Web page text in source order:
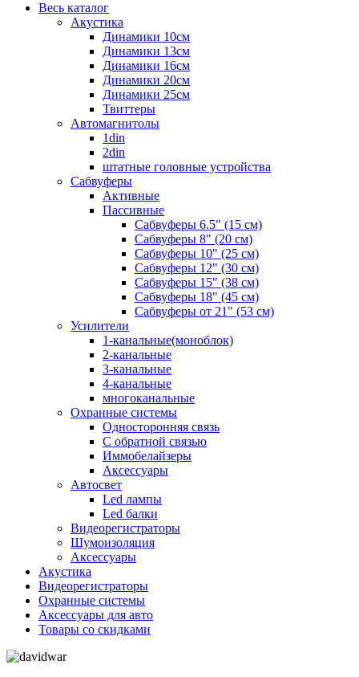
Весь каталог
Акустика
Динамики 10см
Динамики 13см
Динамики 16см
Динамики 20см
Динамики 25см
Твиттеры
Автомагнитолы
1din
2din
штатные головные устройства
Сабвуферы
Активные
Пассивные
Сабвуферы 6.5" (15 см)
Сабвуферы 8" (20 см)
Сабвуферы 10" (25 см)
Сабвуферы 12" (30 см)
Сабвуферы 15" (38 см)
Сабвуферы 18" (45 см)
Сабвуферы от 21" (53 см)
Усилители
1-канальные(моноблок)
2-канальные
3-канальные
4-канальные
многоканальные
Охранные системы
Односторонняя связь
С обратной связью
Иммобелайзеры
Аксессуары
Автосвет
Led лампы
Led балки
Видеорегистраторы
Шумоизоляция
Аксессуары
Акустика
Видеорегистраторы
Охранные системы
Аксессуары для авто
Товары со скидками